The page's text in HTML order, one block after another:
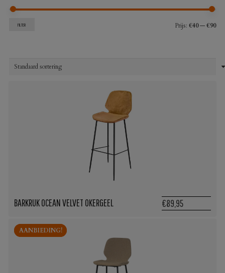
FILTER Prijs: €40—€90
BARKRUK OCEAN VELVET OKERGEEL €89,95
AANBIEDING!
AANBIEDING!